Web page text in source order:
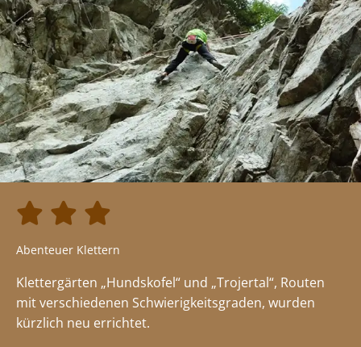
  
Abenteuer Klettern
Klettergärten „Hundskofel“ und „Trojertal“, Routen
mit verschiedenen Schwierigkeitsgraden, wurden
kürzlich neu errichtet.